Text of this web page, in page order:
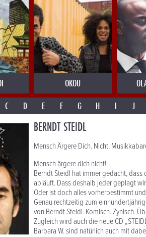
OKOU
C D E F G H I J
BERNDT STEIDL
Mensch Ärgere Dich. Nicht.
Mensch ärgere dich nicht!
Berndt Steidl hat immer gedacht, dass
abläuft. Dass deshalb jeder geplagt
Oder ist doch alles vorherbestimmt
Genau rechtzeitig zum
von Berndt Steidl. Komisch. Zynisch.
Zugleich wird auch die neue CD
Barbara W. sind natürlich auch mit